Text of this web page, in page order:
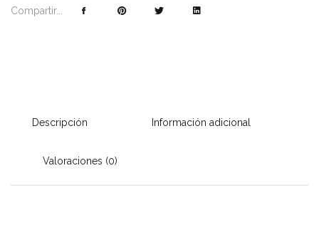
Compartir...
Descripción Información adicional
Valoraciones (0)